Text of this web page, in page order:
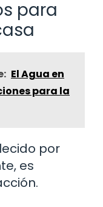
para
El Agua en
para la
por
es